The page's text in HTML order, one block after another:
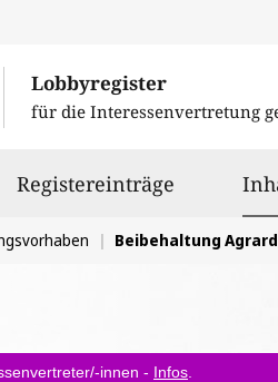
Lobbyregister
für die Interessenvertretung
Registereinträge
Beibehaltung
innen - Infos